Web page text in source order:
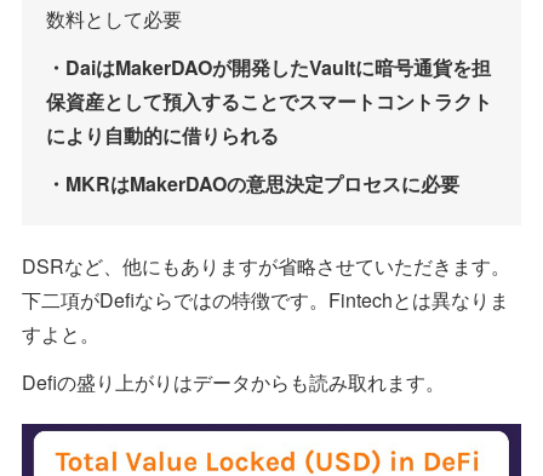
数料として必要
・DaiはMakerDAOが開発したVaultに暗号通貨を担
保資産として預入することでスマートコントラクト
により自動的に借りられる
・MKRはMakerDAOの意思決定プロセスに必要
DSRなど、他にもありますが省略させていただきます。
下二項がDefiならではの特徴です。Fintechとは異なりま
すよと。
Defiの盛り上がりはデータからも読み取れます。